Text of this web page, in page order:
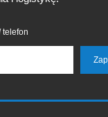
telefon